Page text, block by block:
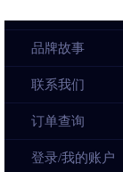
品牌故事
联系我们
订单查询
登录/我的账户